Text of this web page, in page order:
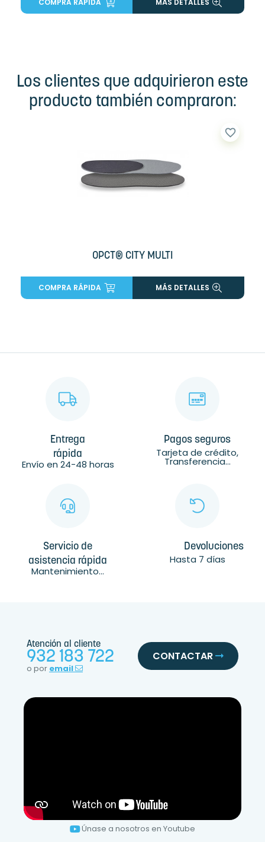
COMPRA RÁPIDA MÁS DETALLES
Los clientes que adquirieron este
producto también compraron:
OPCT® CITY MULTI
favorite_border
COMPRA RÁPIDA MÁS DETALLES
Entrega
rápida
Envío en 24-48 horas
Pagos seguros
Tarjeta de crédito,
Transferencia...
Servicio de
asistencia rápida
Mantenimiento...
Devoluciones
Hasta 7 días
Atención al cliente
932 183 722
o por email
CONTACTAR
Únase a nosotros en Youtube